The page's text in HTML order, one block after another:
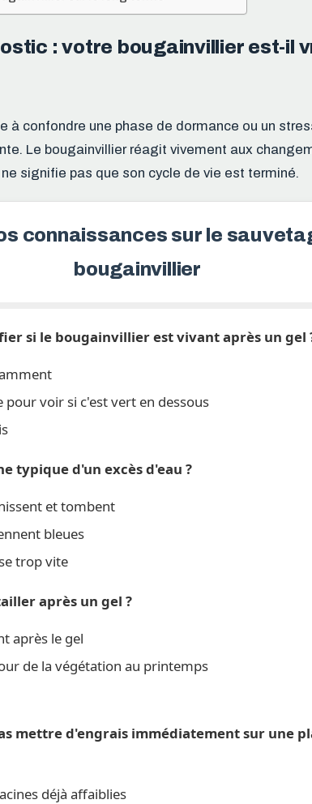
: votre bougainvillier est-il
à confondre une phase de dormance ou un
Le bougainvillier réagit vivement aux
signifie pas que son cycle de vie est terminé.
connaissances sur le
bougainvillier
si le bougainvillier est vivant après un gel
pour voir si c'est vert en dessous
typique d'un excès d'eau ?
et tombent
bleues
trop vite
après un gel ?
après le gel
de la végétation au printemps
mettre d'engrais immédiatement sur une
déjà affaiblies